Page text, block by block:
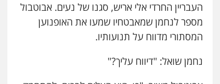
העבריין החרדי אלי אריש, סגנו של נעים. אבוטבול
מספר לנחמן שמאבטחיו שמעו את האופנוען
המסתורי מדווח על תנועותיו.
נחמן שואל: "דיווח עליך?"